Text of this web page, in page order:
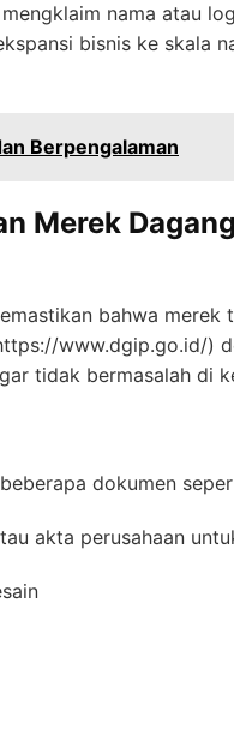
nama atau
bisnis ke skala
Berpengalaman
Merek Dagang
bahwa
www.dgip.go.id/)
tidak bermasalah di
dokumen
akta perusahaan